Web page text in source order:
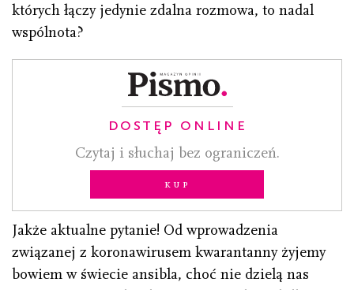
których łączy jedynie zdalna rozmowa, to nadal
wspólnota?
DOSTĘP ONLINE
Czytaj i słuchaj bez ograniczeń.
Kup
Jakże aktualne pytanie! Od wprowadzenia
związanej z koronawirusem kwarantanny żyjemy
bowiem w świecie ansibla, choć nie dzielą nas